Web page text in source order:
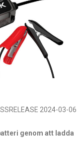
2024-03-06
genom att ladda